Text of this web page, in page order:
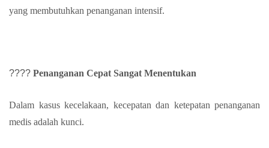
yang membutuhkan penanganan intensif.
???? Penanganan Cepat Sangat Menentukan
Dalam kasus kecelakaan, kecepatan dan ketepatan penanganan
medis adalah kunci.